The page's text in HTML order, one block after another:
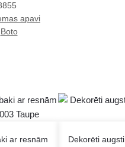
apavi
Boto
ar resnām
Dekorēti